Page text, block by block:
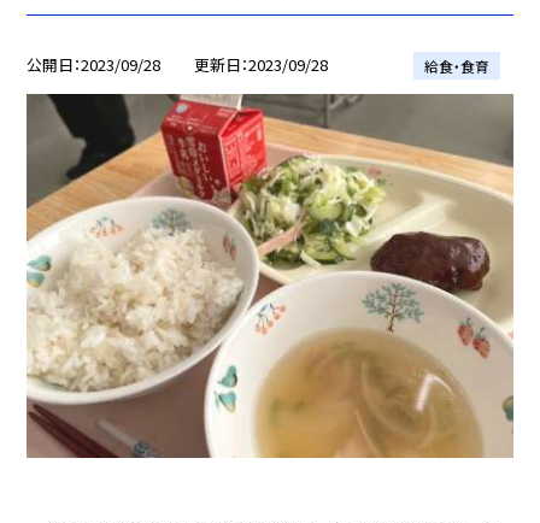
公開日 2023/09/28 更新日 2023/09/28 給食・食育